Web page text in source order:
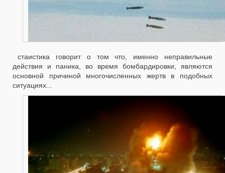
стаистика говорит о том что, именно неправильные
действия и паника, во время бомбардировки, являются
основной причиной многочисленных жертв в подобных
ситуациях...